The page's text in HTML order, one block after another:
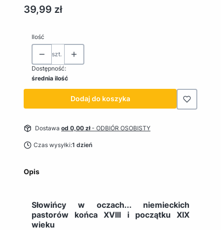
Cena
39,99 zł
Ilość
szt.
Dostępność:
średnia ilość
Dodaj do koszyka
Dostawa od 0,00 zł- ODBIÓR OSOBISTY
Czas wysyłki:1 dzień
Opis
Słowińcy w oczach... niemieckich
pastorów końca XVIII i początku XIX
wieku